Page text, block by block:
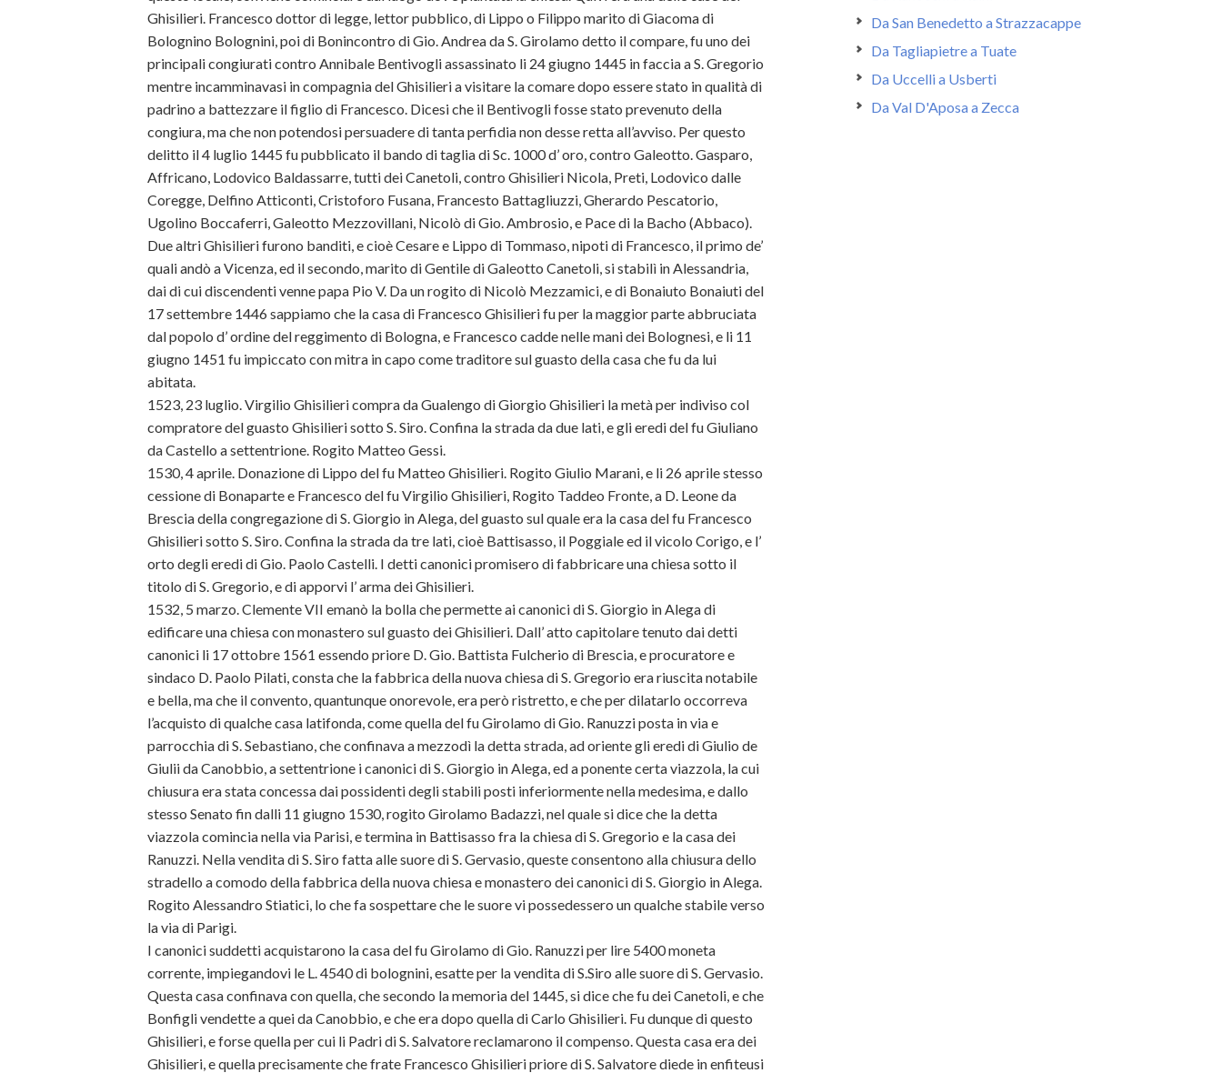
Ghisilieri. Francesco dottor di legge, lettor pubblico, di Lippo o Filippo marito di Giacoma di
Bolognino Bolognini, poi di Bonincontro di Gio. Andrea da S. Girolamo detto il compare, fu uno dei
principali congiurati contro Annibale Bentivogli assassinato li 24 giugno 1445 in faccia a S. Gregorio
mentre incamminavasi in compagnia del Ghisilieri a visitare la comare dopo essere stato in qualità di
padrino a battezzare il figlio di Francesco. Dicesi che il Bentivogli fosse stato prevenuto della
congiura, ma che non potendosi persuadere di tanta perfidia non desse retta all’avviso. Per questo
delitto il 4 luglio 1445 fu pubblicato il bando di taglia di Sc. 1000 d’ oro, contro Galeotto. Gasparo,
Affricano, Lodovico Baldassarre, tutti dei Canetoli, contro Ghisilieri Nicola, Preti, Lodovico dalle
Coregge, Delfino Atticonti, Cristoforo Fusana, Francesto Battagliuzzi, Gherardo Pescatorio,
Ugolino Boccaferri, Galeotto Mezzovillani, Nicolò di Gio. Ambrosio, e Pace di la Bacho (Abbaco).
Due altri Ghisilieri furono banditi, e cioè Cesare e Lippo di Tommaso, nipoti di Francesco, il primo de’
quali andò a Vicenza, ed il secondo, marito di Gentile di Galeotto Canetoli, si stabilì in Alessandria,
dai di cui discendenti venne papa Pio V. Da un rogito di Nicolò Mezzamici, e di Bonaiuto Bonaiuti del
17 settembre 1446 sappiamo che la casa di Francesco Ghisilieri fu per la maggior parte abbruciata
dal popolo d’ ordine del reggimento di Bologna, e Francesco cadde nelle mani dei Bolognesi, e li 11
giugno 1451 fu impiccato con mitra in capo come traditore sul guasto della casa che fu da lui
abitata.
1523, 23 luglio. Virgilio Ghisilieri compra da Gualengo di Giorgio Ghisilieri la metà per indiviso col
compratore del guasto Ghisilieri sotto S. Siro. Confina la strada da due lati, e gli eredi del fu Giuliano
da Castello a settentrione. Rogito Matteo Gessi.
1530, 4 aprile. Donazione di Lippo del fu Matteo Ghisilieri. Rogito Giulio Marani, e li 26 aprile stesso
cessione di Bonaparte e Francesco del fu Virgilio Ghisilieri, Rogito Taddeo Fronte, a D. Leone da
Brescia della congregazione di S. Giorgio in Alega, del guasto sul quale era la casa del fu Francesco
Ghisilieri sotto S. Siro. Confina la strada da tre lati, cioè Battisasso, il Poggiale ed il vicolo Corigo, e l’
orto degli eredi di Gio. Paolo Castelli. I detti canonici promisero di fabbricare una chiesa sotto il
titolo di S. Gregorio, e di apporvi l’ arma dei Ghisilieri.
1532, 5 marzo. Clemente VII emanò la bolla che permette ai canonici di S. Giorgio in Alega di
edificare una chiesa con monastero sul guasto dei Ghisilieri. Dall’ atto capitolare tenuto dai detti
canonici li 17 ottobre 1561 essendo priore D. Gio. Battista Fulcherio di Brescia, e procuratore e
sindaco D. Paolo Pilati, consta che la fabbrica della nuova chiesa di S. Gregorio era riuscita notabile
e bella, ma che il convento, quantunque onorevole, era però ristretto, e che per dilatarlo occorreva
l’acquisto di qualche casa latifonda, come quella del fu Girolamo di Gio. Ranuzzi posta in via e
parrocchia di S. Sebastiano, che confinava a mezzodì la detta strada, ad oriente gli eredi di Giulio de
Giulii da Canobbio, a settentrione i canonici di S. Giorgio in Alega, ed a ponente certa viazzola, la cui
chiusura era stata concessa dai possidenti degli stabili posti inferiormente nella medesima, e dallo
stesso Senato fin dalli 11 giugno 1530, rogito Girolamo Badazzi, nel quale si dice che la detta
viazzola comincia nella via Parisi, e termina in Battisasso fra la chiesa di S. Gregorio e la casa dei
Ranuzzi. Nella vendita di S. Siro fatta alle suore di S. Gervasio, queste consentono alla chiusura dello
stradello a comodo della fabbrica della nuova chiesa e monastero dei canonici di S. Giorgio in Alega.
Rogito Alessandro Stiatici, lo che fa sospettare che le suore vi possedessero un qualche stabile verso
la via di Parigi.
I canonici suddetti acquistarono la casa del fu Girolamo di Gio. Ranuzzi per lire 5400 moneta
corrente, impiegandovi le L. 4540 di bolognini, esatte per la vendita di S.Siro alle suore di S. Gervasio.
Questa casa confinava con quella, che secondo la memoria del 1445, si dice che fu dei Canetoli, e che
Bonfigli vendette a quei da Canobbio, e che era dopo quella di Carlo Ghisilieri. Fu dunque di questo
Ghisilieri, e forse quella per cui li Padri di S. Salvatore reclamarono il compenso. Questa casa era dei
Ghisilieri, e quella precisamente che frate Francesco Ghisilieri priore di S. Salvatore diede in enfiteusi
Da San Benedetto a Strazzacappe
Da Tagliapietre a Tuate
Da Uccelli a Usberti
Da Val D'Aposa a Zecca